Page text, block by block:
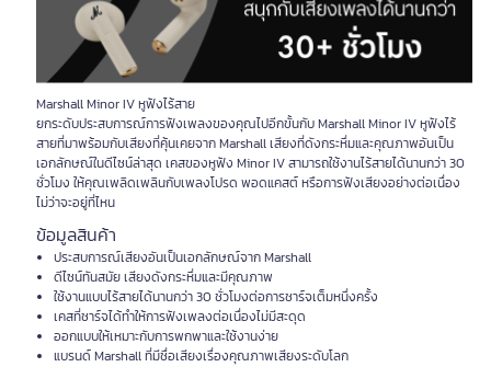
Marshall Minor IV หูฟังไร้สาย
ยกระดับประสบการณ์การฟังเพลงของคุณไปอีกขั้นกับ Marshall Minor IV หูฟังไร้
สายที่มาพร้อมกับเสียงที่คุ้นเคยจาก Marshall เสียงที่ดังกระหึ่มและคุณภาพอันเป็น
เอกลักษณ์ในดีไซน์ล่าสุด เคสของหูฟัง Minor IV สามารถใช้งานไร้สายได้นานกว่า 30
ชั่วโมง ให้คุณเพลิดเพลินกับเพลงโปรด พอดแคสต์ หรือการฟังเสียงอย่างต่อเนื่อง
ไม่ว่าจะอยู่ที่ไหน
ข้อมูลสินค้า
ประสบการณ์เสียงอันเป็นเอกลักษณ์จาก Marshall
ดีไซน์ทันสมัย เสียงดังกระหึ่มและมีคุณภาพ
ใช้งานแบบไร้สายได้นานกว่า 30 ชั่วโมงต่อการชาร์จเต็มหนึ่งครั้ง
เคสที่ชาร์จได้ทำให้การฟังเพลงต่อเนื่องไม่มีสะดุด
ออกแบบให้เหมาะกับการพกพาและใช้งานง่าย
แบรนด์ Marshall ที่มีชื่อเสียงเรื่องคุณภาพเสียงระดับโลก